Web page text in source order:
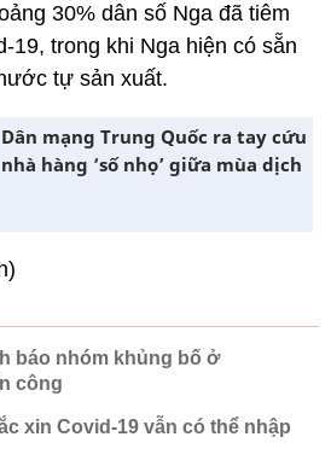
30% dân số Nga đã tiêm
19, trong khi Nga hiện có sẵn
tự sản xuất.
Dân mạng Trung Quốc ra tay cứu
nhà hàng ‘số nhọ’ giữa mùa dịch
báo nhóm khủng bố ở
công
xin Covid-19 vẫn có thể nhập